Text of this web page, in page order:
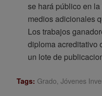
se hará público en
medios adicionales
Los trabajos
diploma acreditativo
un lote de
Tags: Grado, Jóvenes